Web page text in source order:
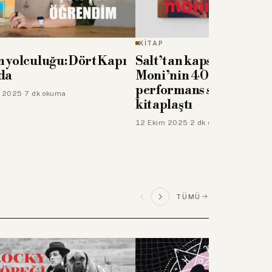
yolculuğu: Dört Kapı
2025 ·7 dk okuma
KİTAP
Salt’tan kapsamlı bir
Moni’nin 40 yıllık
performans serüveni
kitaplaştı
12 Ekim 2025 ·2 dk okuma
TÜMÜ